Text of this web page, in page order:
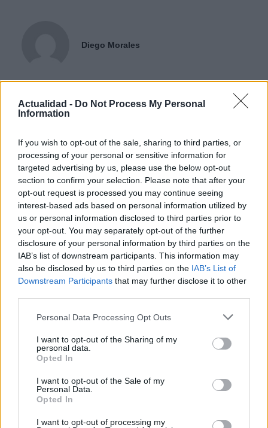
Actualidad - Do Not Process My Personal
Information
If you wish to opt-out of the sale, sharing to third parties, or
processing of your personal or sensitive information for
targeted advertising by us, please use the below opt-out
section to confirm your selection. Please note that after your
opt-out request is processed you may continue seeing
interest-based ads based on personal information utilized by
us or personal information disclosed to third parties prior to
your opt-out. You may separately opt-out of the further
disclosure of your personal information by third parties on the
IAB’s list of downstream participants. This information may
also be disclosed by us to third parties on the IAB’s List of
Downstream Participants that may further disclose it to other
Please note that this website/app uses one or more Google
not limited to your visit or usage behaviour. You may click to
grant or deny consent to Google and its third-party tags to
use your data for below specified purposes in below Google
consent section.
Personal Data Processing Opt Outs
I want to opt-out of the Sharing of my
personal data.
Opted In
I want to opt-out of the Sale of my
Personal Data.
Opted In
I want to opt-out of processing my
Diego Morales
madrileño y una ruta gastronómica por Asturias. Periodismo deportivo
con contexto y crónica de viaje con itinerario real.
Contacto:
ARTÍCULO ANTERIOR
ARTÍCULO SIGUIENTE
Más leídos
Argentina: Un hombre de 128 años
anuncia al mundo que es Adolf Hitler